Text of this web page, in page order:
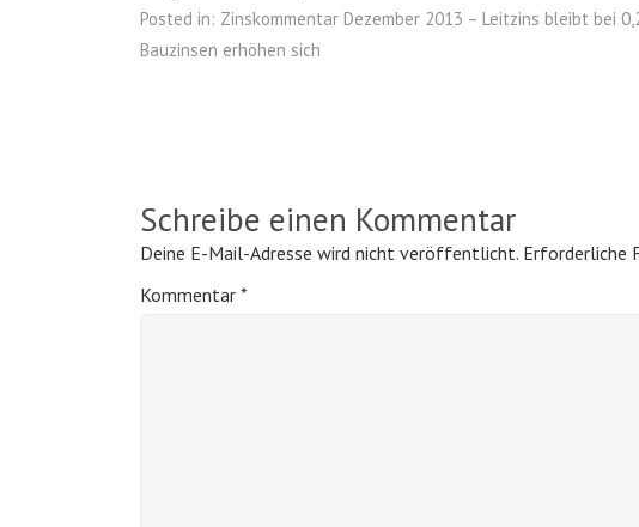
Posted in: Zinskommentar Dezember 2013 – Leitzins bleibt bei
Bauzinsen erhöhen sich
Schreibe einen Kommentar
Deine E-Mail-Adresse wird nicht veröffentlicht. Erforderliche
Kommentar *